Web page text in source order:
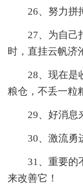
26、努力拼搏
27、为自己打
时，直挂云帆济
28、现在是收
粮仓，不丢一粒
29、好消息来
30、激流勇进
31、重要的不
来改善它！